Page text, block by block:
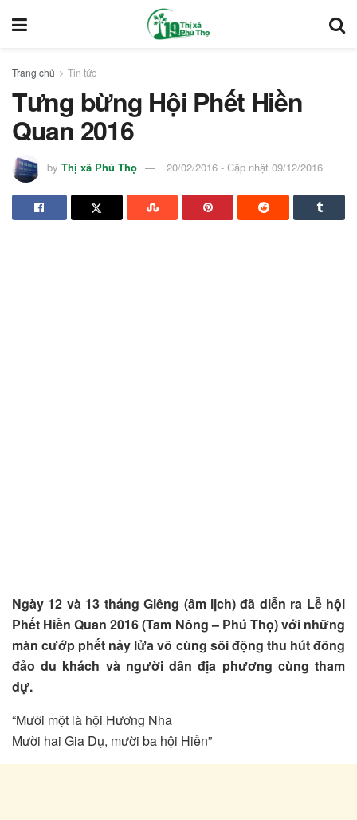
Trang chủ Tin tức
Tưng bừng Hội Phết Hiền
Quan 2016
by Thị xã Phú Thọ 20/02/2016 - Cập nhật 09/12/2016
Ngày 12 và 13 tháng Giêng (âm lịch) đã diễn ra Lễ hội
Phết Hiền Quan 2016 (Tam Nông – Phú Thọ) với những
màn cướp phết nảy lửa vô cùng sôi động thu hút đông
đảo du khách và người dân địa phương cùng tham
dự.
“Mười một là hội Hương Nha
Mười hai Gia Dụ, mười ba hội Hiền”